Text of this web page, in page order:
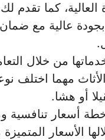
العالية، كما تقدم
عالية مع ضمان
من خلال
الأثاث مهما اختلف
أو هشا.
أسعار تنافسية
الأسعار